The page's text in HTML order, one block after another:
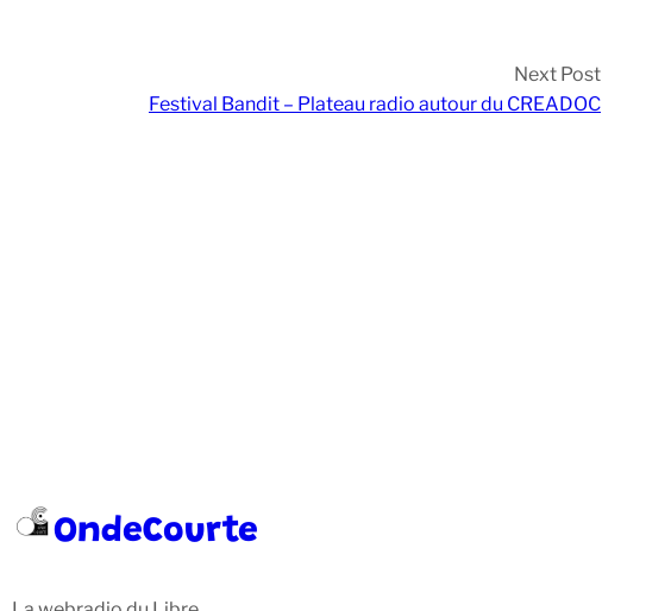
Next Post
Festival Bandit – Plateau radio autour du CREADOC
OndeCourte